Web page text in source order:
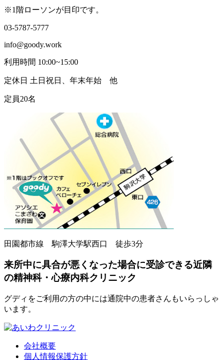
※1階ローソンが目印です。
03-5787-5777
info@goody.work
利用時間 10:00~15:00
定休日 土日祝日、年末年始 他
定員20名
田園都市線 駒澤大学駅西口 徒歩3分
来所中に具合が悪くなった場合に受診できる近隣
の精神科・心療内科クリニック
グディをご利用の方の中には通院中の患者さんもいらっしゃ
います。
会社概要
個人情報保護方針